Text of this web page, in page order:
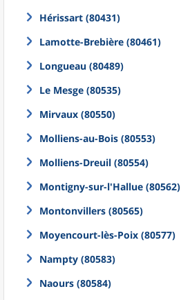
Hérissart (80431)
Lamotte-Brebière (80461)
Longueau (80489)
Le Mesge (80535)
Mirvaux (80550)
Molliens-au-Bois (80553)
Molliens-Dreuil (80554)
Montigny-sur-l'Hallue (80562)
Montonvillers (80565)
Moyencourt-lès-Poix (80577)
Nampty (80583)
Naours (80584)